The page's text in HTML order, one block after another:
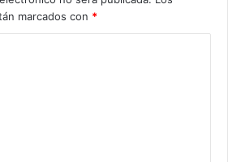
marcados con *